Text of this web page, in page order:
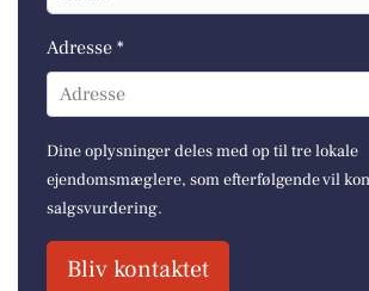
Adresse *
Adresse
Dine oplysninger deles med op til tre lokale
ejendomsmæglere, som efterfølgende vil
salgsvurdering.
Bliv kontaktet